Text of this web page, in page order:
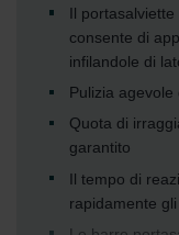
Il
consente di
infilandole di
Pulizia
Quota di
garantito
Il tempo di
rapidamente